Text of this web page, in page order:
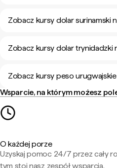
Zobacz kursy dolar surinamski
Zobacz kursy dolar trynidadzki
Zobacz kursy peso
Wsparcie, na którym możesz
O każdej porze
Uzyskaj pomoc 24/7 przez cały
tym stoi nasz zespół wsparcia.